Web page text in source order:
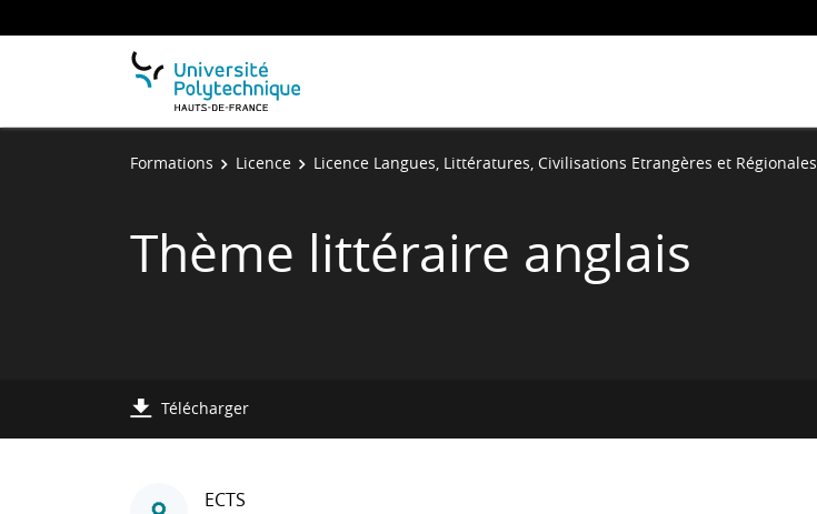
Formations Licence Licence Langues, Littératures, Civilisations Etrangères et Régionales
Thème littéraire anglais
Télécharger
ECTS